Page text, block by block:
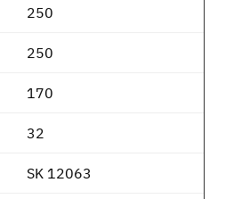
250
250
170
32
SK 12063